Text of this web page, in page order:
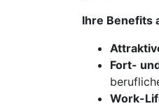
Ihre Benefits
Fort-
Work-